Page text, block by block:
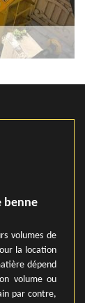
benne
volumes de
la location
dépend
volume ou
par contre,